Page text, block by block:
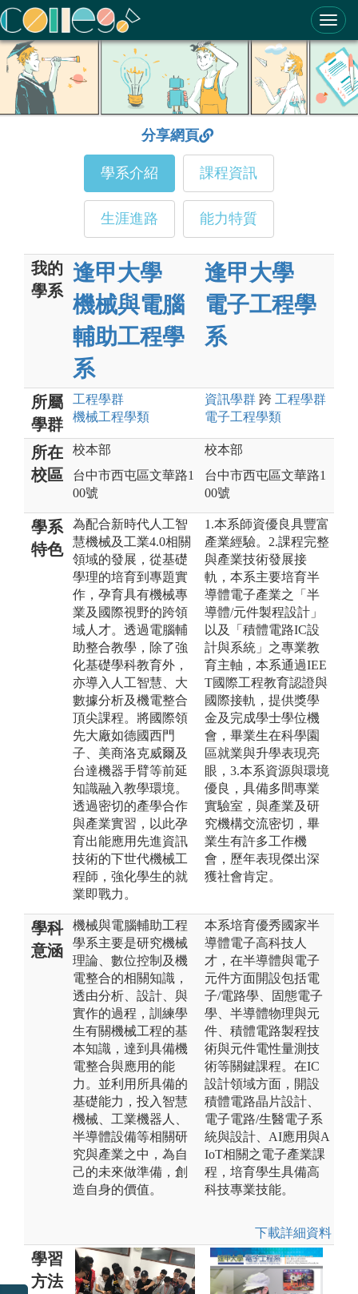
ColleGo! 大學選才與高中育才輔助系統
分享網頁
學系介紹 課程資訊
生涯進路 能力特質
我的
學系
逢甲大學
機械與電腦
輔助工程學
系
逢甲大學
電子工程學
系
所屬
學群
工程學群
機械工程學類
資訊學群 跨 工程學群
電子工程學類
所在
校區
校本部
台中市西屯區文華路1
00號
校本部
台中市西屯區文華路1
00號
學系
特色
為配合新時代人工智
慧機械及工業4.0相關
領域的發展，從基礎
學理的培育到專題實
作，孕育具有機械專
業及國際視野的跨領
域人才。透過電腦輔
助整合教學，除了強
化基礎學科教育外，
亦導入人工智慧、大
數據分析及機電整合
頂尖課程。將國際領
先大廠如德國西門
子、美商洛克威爾及
台達機器手臂等前延
知識融入教學環境。
透過密切的產學合作
與產業實習，以此孕
育出能應用先進資訊
技術的下世代機械工
程師，強化學生的就
業即戰力。
1.本系師資優良具豐富
產業經驗。2.課程完整
與產業技術發展接
軌，本系主要培育半
導體電子產業之「半
導體/元件製程設計」
以及「積體電路IC設
計與系統」之專業教
育主軸，本系通過IEE
T國際工程教育認證與
國際接軌，提供獎學
金及完成學士學位機
會，畢業生在科學園
區就業與升學表現亮
眼，3.本系資源與環境
優良，具備多間專業
實驗室，與產業及研
究機構交流密切，畢
業生有許多工作機
會，歷年表現傑出深
獲社會肯定。
學科
意涵
機械與電腦輔助工程
學系主要是研究機械
理論、數位控制及機
電整合的相關知識，
透由分析、設計、與
實作的過程，訓練學
生有關機械工程的基
本知識，達到具備機
電整合與應用的能
力。並利用所具備的
基礎能力，投入智慧
機械、工業機器人、
半導體設備等相關研
究與產業之中，為自
己的未來做準備，創
造自身的價值。
本系培育優秀國家半
導體電子高科技人
才，在半導體與電子
元件方面開設包括電
子/電路學、固態電子
學、半導體物理與元
件、積體電路製程技
術與元件電性量測技
術等關鍵課程。在IC
設計領域方面，開設
積體電路晶片設計、
電子電路/生醫電子系
統與設計、AI應用與A
IoT相關之電子產業課
程，培育學生具備高
科技專業技能。
下載詳細資料
學習
方法